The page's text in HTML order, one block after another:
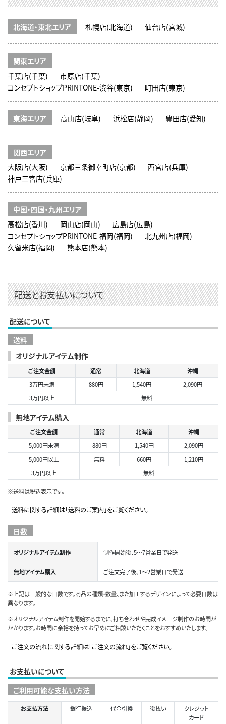
北海道・東北エリア 札幌店(北海道) 仙台店(宮城)
関東エリア
千葉店(千葉)
市原店(千葉)
コンセプトショップPRINTONE-渋谷(東京)
町田店(東京)
東海エリア 高山店(岐阜) 浜松店(静岡) 豊田店(愛知)
関西エリア
大阪店(大阪)
京都三条御幸町店(京都)
西宮店(兵庫)
神戸三宮店(兵庫)
中国・四国・九州エリア
高松店(香川)
岡山店(岡山)
広島店(広島)
コンセプトショップPRINTONE-福岡(福岡)
北九州店(福岡)
久留米店(福岡)
熊本店(熊本)
配送とお支払いについて
配送について
送料
オリジナルアイテム制作
ご注文金額 通常 北海道
沖縄
3万円未満
880円 1,540円
2,090円
3万円以上
無料
無地アイテム購入
ご注文金額 通常 北海道
沖縄
5,000円未満
880円 1,540円
2,090円
5,000円以上
無料 660円
1,210円
3万円以上
無料
※送料は税込表示です。
送料に関する詳細は「送料のご案内」をご覧ください。
日数
オリジナルアイテム制作 制作開始後、5～7営業日で発送
無地アイテム購入 ご注文完了後、1～2営業日で発送
※上記は一般的な日数です。商品の種類・数量、また加工するデザインによって必要日数は
異なります。
※オリジナルアイテム制作を開始するまでに、打ち合わせや完成イメージ制作のお時間が
かかります。お時間に余裕を持ってお早めにご相談いただくことをおすすめいたします。
ご注文の流れに関する詳細は「ご注文の流れ」をご覧ください。
お支払いについて
ご利用可能な支払い方法
お支払方法 銀行振込 代金引換 後払い
クレジット
カード